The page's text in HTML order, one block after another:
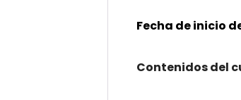
Fecha de inicio
Contenidos del